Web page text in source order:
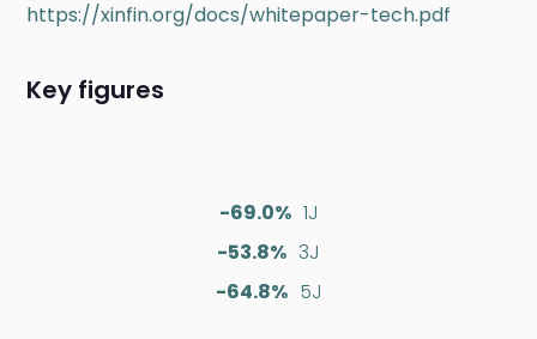
https://xinfin.org/docs/whitepaper-tech.pdf
Key figures
-69.0% 1J
-53.8% 3J
-64.8% 5J